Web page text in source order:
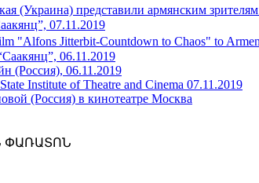
(Украина) представили армянским
07.11.2019
"Alfons Jitterbit-Countdown to Chaos" to
06.11.2019
(Россия), 06.11.2019
Institute of Theatre and Cinema 07.11.2019
(Россия) в кинотеатре Москва
ՓԱՌԱՏՈՆ